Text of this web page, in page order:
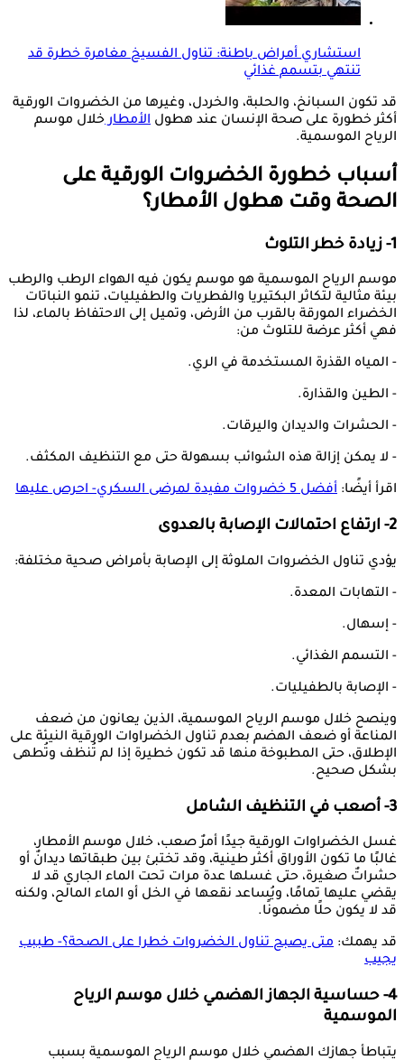
استشاري أمراض باطنة: تناول الفسيخ مغامرة خطرة قد
تنتهي بتسمم غذائي
قد تكون السبانخ، والحلبة، والخردل، وغيرها من الخضروات الورقية
أكثر خطورة على صحة الإنسان عند هطول الأمطارخلال موسم
الرياح الموسمية.
أسباب خطورة الخضروات الورقية على
الصحة وقت هطول الأمطار؟
1- زيادة خطر التلوث
موسم الرياح الموسمية هو موسم يكون فيه الهواء الرطب والرطب
بيئة مثالية لتكاثر البكتيريا والفطريات والطفيليات، تنمو النباتات
الخضراء المورقة بالقرب من الأرض، وتميل إلى الاحتفاظ بالماء، لذا
فهي أكثر عرضة للتلوث من:
- المياه القذرة المستخدمة في الري.
- الطين والقذارة.
- الحشرات والديدان واليرقات.
- لا يمكن إزالة هذه الشوائب بسهولة حتى مع التنظيف المكثف.
اقرأ أيضًا: أفضل 5 خضروات مفيدة لمرضى السكري- احرص عليها
2- ارتفاع احتمالات الإصابة بالعدوى
يؤدي تناول الخضروات الملوثة إلى الإصابة بأمراض صحية مختلفة:
- التهابات المعدة.
- إسهال.
- التسمم الغذائي.
- الإصابة بالطفيليات.
وينصح خلال موسم الرياح الموسمية، الذين يعانون من ضعف
المناعة أو ضعف الهضم بعدم تناول الخضراوات الورقية النيئة على
الإطلاق، حتى المطبوخة منها قد تكون خطيرة إذا لم تُنظف وتُطهى
بشكل صحيح.
3- أصعب في التنظيف الشامل
غسل الخضراوات الورقية جيدًا أمرٌ صعب، خلال موسم الأمطار،
غالبًا ما تكون الأوراق أكثر طينية، وقد تختبئ بين طبقاتها ديدانٌ أو
حشراتٌ صغيرة، حتى غسلها عدة مرات تحت الماء الجاري قد لا
يقضي عليها تمامًا، ويُساعد نقعها في الخل أو الماء المالح، ولكنه
قد لا يكون حلًا مضمونًا.
قد يهمك: متى يصبح تناول الخضروات خطرا على الصحة؟- طببب
يجيب
4- حساسية الجهاز الهضمي خلال موسم الرياح
الموسمية
يتباطأ جهازك الهضمي خلال موسم الرياح الموسمية بسبب